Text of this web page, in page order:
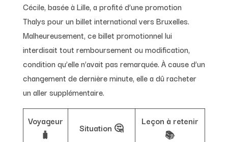
Cécile, basée à Lille, a profité d’une promotion
Thalys pour un billet international vers Bruxelles.
Malheureusement, ce billet promotionnel lui
interdisait tout remboursement ou modification,
condition qu’elle n’avait pas remarquée. À cause d’un
changement de dernière minute, elle a dû racheter
un aller supplémentaire.
Voyageur
🧳
Situation 🤔
Leçon à retenir
📚